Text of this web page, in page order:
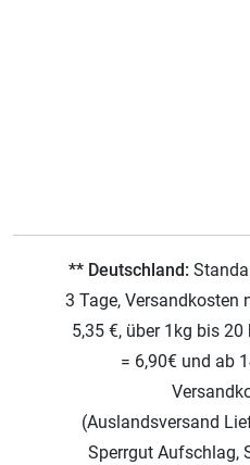
** Deutschland:
3 Tage, Versandkosten
5,35 €, über 1kg bis
= 6,90€ und ab
(Auslandsversand
Sperrgut Aufschlag,